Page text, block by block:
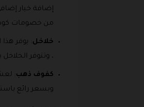
إضافة خيار
من خصومات
خلاخل: يوفر
، وتتوفر الخلاخل بخيارين اما عيار 18 وعيار 21
كفوف ذهب:
وبسعر رائع